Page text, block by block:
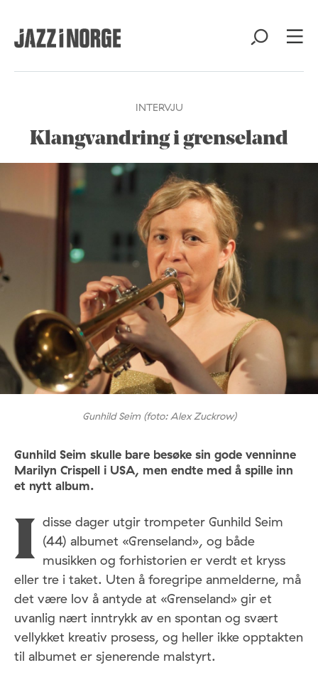
INTERVJU
Klangvandring i grenseland
Gunhild Seim (foto: Alex Zuckrow)
Gunhild Seim skulle bare besøke sin gode venninne
Marilyn Crispell i USA, men endte med å spille inn
et nytt album.
I disse dager utgir trompeter Gunhild Seim
(44) albumet «Grenseland», og både
musikken og forhistorien er verdt et kryss
eller tre i taket. Uten å foregripe anmelderne, må
det være lov å antyde at «Grenseland» gir et
uvanlig nært inntrykk av en spontan og svært
vellykket kreativ prosess, og heller ikke opptakten
til albumet er sjenerende malstyrt.